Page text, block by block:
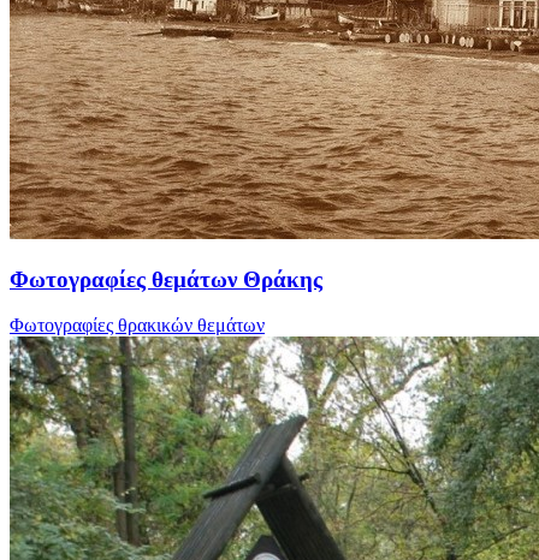
Φωτογραφίες θεμάτων Θράκης
Φωτογραφίες θρακικών θεμάτων